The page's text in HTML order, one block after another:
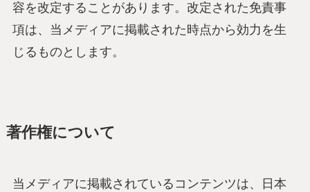
容を改定することがあります。改定された免責事
項は、当メディアに掲載された時点から効力を生
じるものとします。
著作権について
当メディアに掲載されているコンテンツは、日本